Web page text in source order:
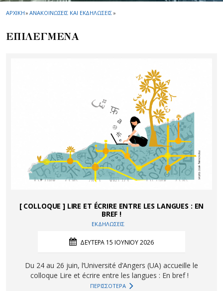
ΑΡΧΙΚΗ» ΑΝΑΚΟΙΝΩΣΕΙΣ ΚΑΙ ΕΚΔΗΛΩΣΕΙΣ»
ΕΠΙΛΕΓΜΕΝΑ
[ COLLOQUE ] LIRE ET ÉCRIRE ENTRE LES LANGUES : EN
BREF !
ΕΚΔΗΛΩΣΕΙΣ
ΔΕΥΤΕΡΑ 15 ΙΟΥΝΙΟΥ 2026
Du 24 au 26 juin, l’Université d’Angers (UA) accueille le
colloque Lire et écrire entre les langues : En bref !
ΠΕΡΙΣΣΟΤΕΡΑ